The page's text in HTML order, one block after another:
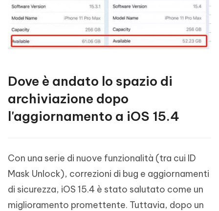
Dove è andato lo spazio di
archiviazione dopo
l'aggiornamento a iOS 15.4
Con una serie di nuove funzionalità (tra cui ID
Mask Unlock), correzioni di bug e aggiornamenti
di sicurezza, iOS 15.4 è stato salutato come un
miglioramento promettente. Tuttavia, dopo un